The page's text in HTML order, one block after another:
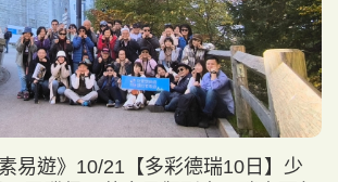
易遊》10/21【多彩德瑞10日】少